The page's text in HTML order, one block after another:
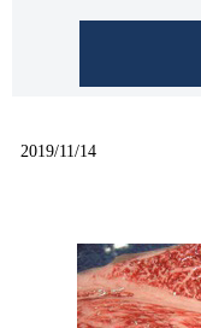
2019/11/14